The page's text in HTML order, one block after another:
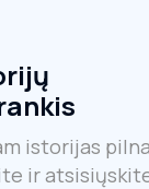
istorijas pilna
ir